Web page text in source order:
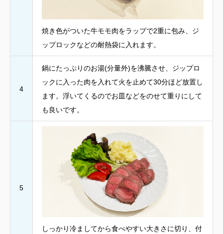
焼き色がついた牛モモ肉をラップで2重に包み、ジ
ップロックなどの耐熱袋に入れます。
4
鍋にたっぷりのお湯(分量外)を沸騰させ、ジップロ
ックに入った肉を入れて火を止めて30分ほど放置し
ます。浮いてくるのでお皿などをのせて重りにして
も良いです。
5
しっかり冷ましてから食べやすい大きさに切り、付